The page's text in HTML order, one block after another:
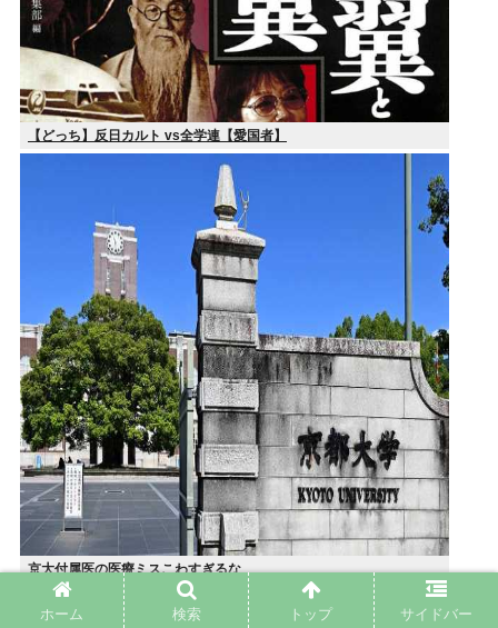
【どっち】反日カルト vs全学連【愛国者】
京大付属医の医療ミスこわすぎるな
ホーム 検索 トップ サイドバー